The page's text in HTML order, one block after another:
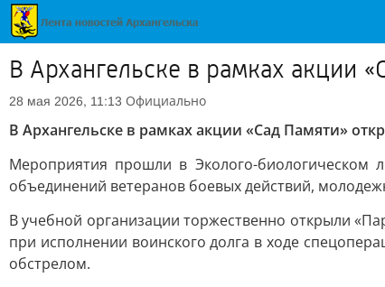
В Архангельске в рамках акции
28 мая 2026, 11:13 Официально
В Архангельске в рамках акции «Сад Памяти»
Мероприятия прошли в Эколого-биологическом
объединений ветеранов боевых действий,
В учебной организации торжественно открыли
при исполнении воинского долга в ходе
обстрелом.